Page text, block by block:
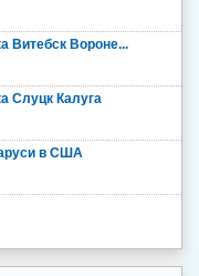
Витебск Вороне...
Слуцк Калуга
в США